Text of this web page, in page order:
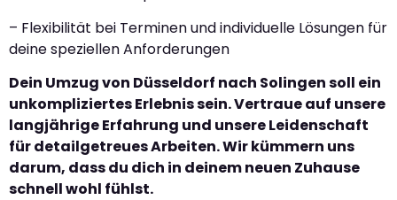
– Flexibilität bei Terminen und individuelle Lösungen für
deine speziellen Anforderungen
Dein Umzug von Düsseldorf nach Solingen soll ein
unkompliziertes Erlebnis sein. Vertraue auf unsere
langjährige Erfahrung und unsere Leidenschaft
für detailgetreues Arbeiten. Wir kümmern uns
darum, dass du dich in deinem neuen Zuhause
schnell wohl fühlst.